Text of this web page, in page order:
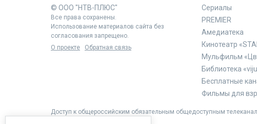
© ООО "НТВ-ПЛЮС"
Все права сохранены.
Использование материалов сайта без
согласования запрещено.
О проекте
Обратная связь
Сериалы
PREMIER
Амедиатека
Кинотеатр
Мульфильм
Библиотека
Бесплатные
Фильмы для
Доступ к общероссийским обязательным общедоступным